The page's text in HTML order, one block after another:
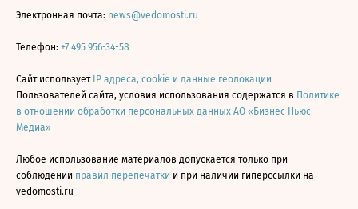
Электронная почта: news@vedomosti.ru
Телефон: +7 495 956-34-58
Сайт использует IP адреса, cookie и данные геолокации
Пользователей сайта, условия использования содержатся в Политике
в отношении обработки персональных данных АО «Бизнес Ньюс
Медиа»
Любое использование материалов допускается только при
соблюдении правил перепечатки и при наличии гиперссылки на
vedomosti.ru